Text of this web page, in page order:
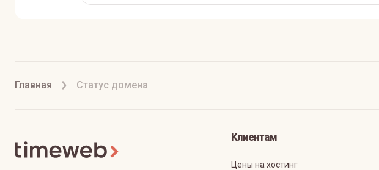
Главная Статус домена
Клиентам
Цены на хостинг